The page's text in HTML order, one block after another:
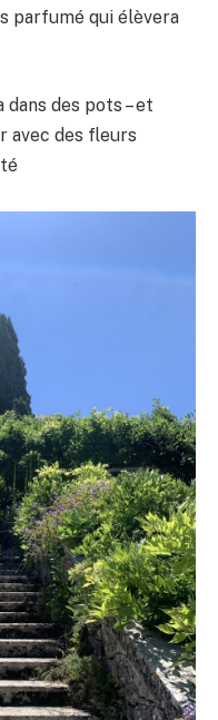
parfumé qui élèvera
des pots – et
avec des fleurs